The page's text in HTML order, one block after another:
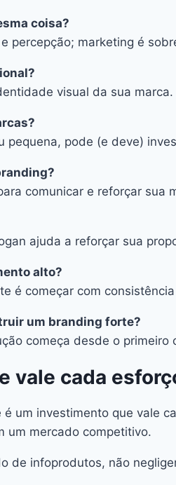
coisa?
percepção; marketing é
visual da sua marca.
pequena, pode (e deve)
comunicar e reforçar sua
ajuda a reforçar sua
alto?
é começar com
um branding forte?
começa desde o primeiro
vale cada
um investimento que vale
um mercado competitivo.
de infoprodutos, não